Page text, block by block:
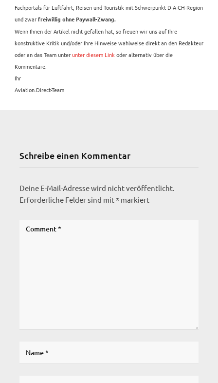
Fachportals für Luftfahrt, Reisen und Touristik mit Schwerpunkt D-A-CH-Region
und zwar freiwillig ohne Paywall-Zwang.
Wenn Ihnen der Artikel nicht gefallen hat, so freuen wir uns auf Ihre
konstruktive Kritik und/oder Ihre Hinweise wahlweise direkt an den Redakteur
oder an das Team unterunter diesem Link oder alternativ über die
Kommentare.
Ihr
Aviation.Direct-Team
Schreibe einen Kommentar
Deine E-Mail-Adresse wird nicht veröffentlicht.
Erforderliche Felder sind mit* markiert